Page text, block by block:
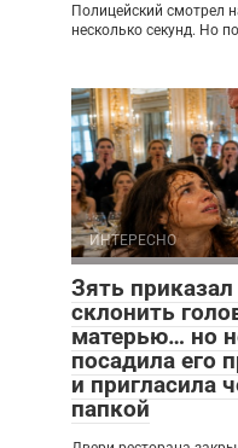
Полицейский смотрел
несколько секунд. Но
ИНТЕРЕСНО
Зять
склонить
матерью… но
посадила его
и пригласила
папкой